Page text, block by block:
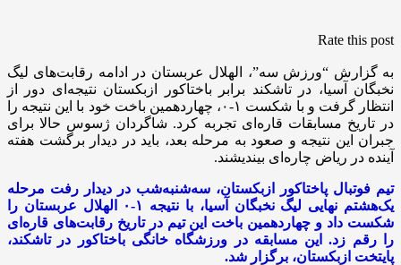
Rate this post
به گزارش “ورزش سه”، الهلال عربستان در ادامه رقابت‌های لیگ
نخبگان آسیا، در تاشکند برابر باختاکور ازبکستان نتیجه‌ای دور از
انتظار گرفت و با شکست ۱-۰، چهاردهمین باخت خود با این نتیجه را
در تاریخ مسابقات قاره‌ای تجربه کرد. شاگردان ژسوس حالا برای
جبران این نتیجه و صعود به مرحله بعد، باید در دیدار برگشت هفته
آینده در ریاض چاره‌ای بیندیشند.
تیم فوتبال پاختاکور ازبکستان، سه‌شنبه‌شب در دیدار رفت مرحله
یک‌هشتم نهایی لیگ نخبگان آسیا، با نتیجه ۱-۰ الهلال عربستان را
شکست داد و چهاردهمین باخت این تیم در تاریخ رقابت‌های قاره‌ای
را رقم زد. این مسابقه در ورزشگاه خانگی باختاکور در تاشکند،
پایتخت ازبکستان، برگزار شد.